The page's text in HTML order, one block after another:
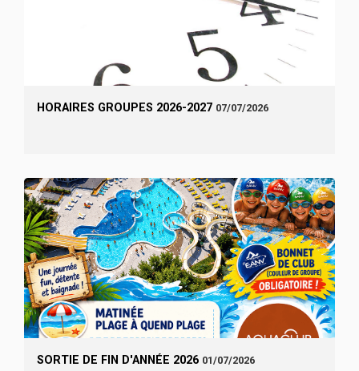
HORAIRES GROUPES 2026-2027 07/07/2026
SORTIE DE FIN D'ANNÉE 2026 01/07/2026